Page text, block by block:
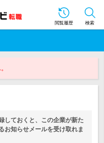
閲覧履歴 検索
しておくと、この企業が新た
お知らせメールを受け取れま